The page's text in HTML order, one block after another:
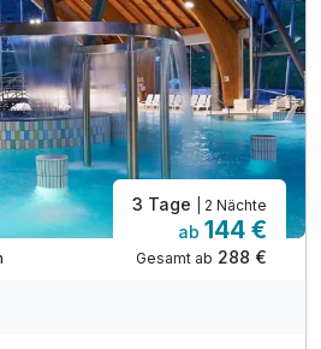
3 Tage | 2 Nächte
ab 144 €
Gesamt ab 288 €